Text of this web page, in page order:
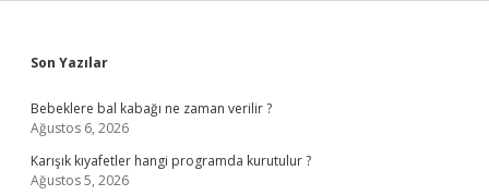
Sidebar
Son Yazılar
Bebeklere bal kabağı ne zaman verilir ?
Ağustos 6, 2026
Karışık kıyafetler hangi programda kurutulur ?
Ağustos 5, 2026